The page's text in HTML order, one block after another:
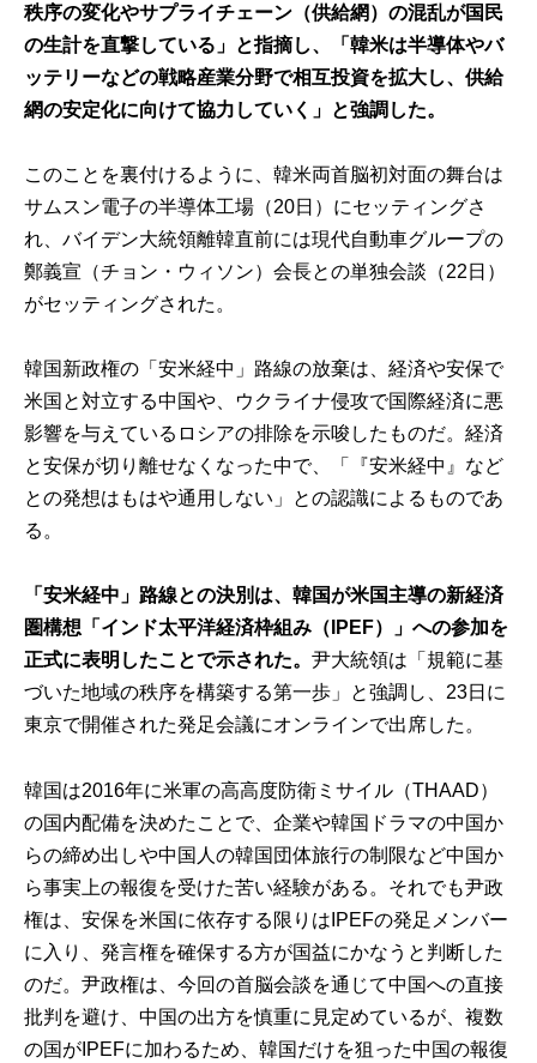
秩序の変化やサプライチェーン（供給網）の混乱が国民
の生計を直撃している」と指摘し、「韓米は半導体やバ
ッテリーなどの戦略産業分野で相互投資を拡大し、供給
網の安定化に向けて協力していく」と強調した。
このことを裏付けるように、韓米両首脳初対面の舞台は
サムスン電子の半導体工場（20日）にセッティングさ
れ、バイデン大統領離韓直前には現代自動車グループの
鄭義宣（チョン・ウィソン）会長との単独会談（22日）
がセッティングされた。
韓国新政権の「安米経中」路線の放棄は、経済や安保で
米国と対立する中国や、ウクライナ侵攻で国際経済に悪
影響を与えているロシアの排除を示唆したものだ。経済
と安保が切り離せなくなった中で、「『安米経中』など
との発想はもはや通用しない」との認識によるものであ
る。
「安米経中」路線との決別は、韓国が米国主導の新経済
圏構想「インド太平洋経済枠組み（IPEF）」への参加を
正式に表明したことで示された。尹大統領は「規範に基
づいた地域の秩序を構築する第一歩」と強調し、23日に
東京で開催された発足会議にオンラインで出席した。
韓国は2016年に米軍の高高度防衛ミサイル（THAAD）
の国内配備を決めたことで、企業や韓国ドラマの中国か
らの締め出しや中国人の韓国団体旅行の制限など中国か
ら事実上の報復を受けた苦い経験がある。それでも尹政
権は、安保を米国に依存する限りはIPEFの発足メンバー
に入り、発言権を確保する方が国益にかなうと判断した
のだ。尹政権は、今回の首脳会談を通じて中国への直接
批判を避け、中国の出方を慎重に見定めているが、複数
の国がIPEFに加わるため、韓国だけを狙った中国の報復